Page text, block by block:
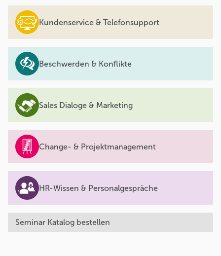
Kundenservice & Telefonsupport
Beschwerden & Konflikte
Sales Dialoge & Marketing
Change- & Projektmanagement
HR-Wissen & Personalgespräche
Seminar Katalog bestellen